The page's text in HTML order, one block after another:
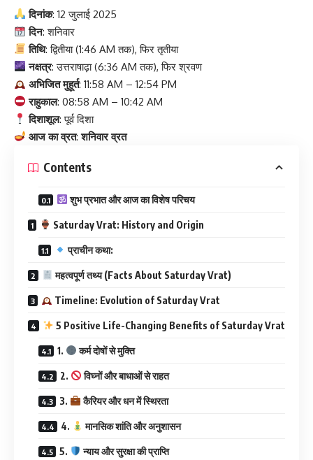
दिनांक: 12 जुलाई 2025
दिन: शनिवार
तिथि: द्वितीया (1:46 AM तक), फिर तृतीया
नक्षत्र: उत्तराषाढ़ा (6:36 AM तक), फिर श्रवण
अभिजित मुहूर्त: 11:58 AM – 12:54 PM
राहुकाल: 08:58 AM – 10:42 AM
दिशाशूल: पूर्व दिशा
आज का व्रत:शनिवार व्रत
Contents
शुभ प्रभात और आज का विशेष परिचय
Saturday Vrat: History and Origin
प्राचीन कथा:
महत्वपूर्ण तथ्य (Facts About Saturday Vrat)
Timeline: Evolution of Saturday Vrat
5 Positive Life-Changing Benefits of Saturday Vrat
1. कर्म दोषों से मुक्ति
2. विघ्नों और बाधाओं से राहत
3. कैरियर और धन में स्थिरता
4. मानसिक शांति और अनुशासन
5. न्याय और सुरक्षा की प्राप्ति